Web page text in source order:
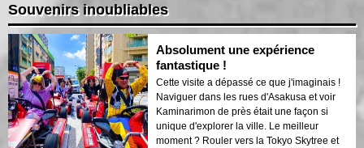
Souvenirs inoubliables
Absolument une expérience
fantastique !
Cette visite a dépassé ce que j'imaginais !
Naviguer dans les rues d'Asakusa et voir
Kaminarimon de près était une façon si
unique d'explorer la ville. Le meilleur
moment ? Rouler vers la Tokyo Skytree et